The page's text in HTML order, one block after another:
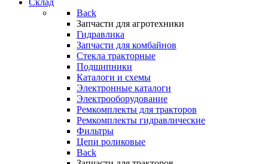
Склад
Back
Запчасти для агротехники
Гидравлика
Запчасти для комбайнов
Стекла тракторные
Подшипники
Каталоги и схемы
Электронные каталоги
Электрооборудование
Ремкомплекты для тракторов
Ремкомплекты гидравлические
Фильтры
Цепи роликовые
Back